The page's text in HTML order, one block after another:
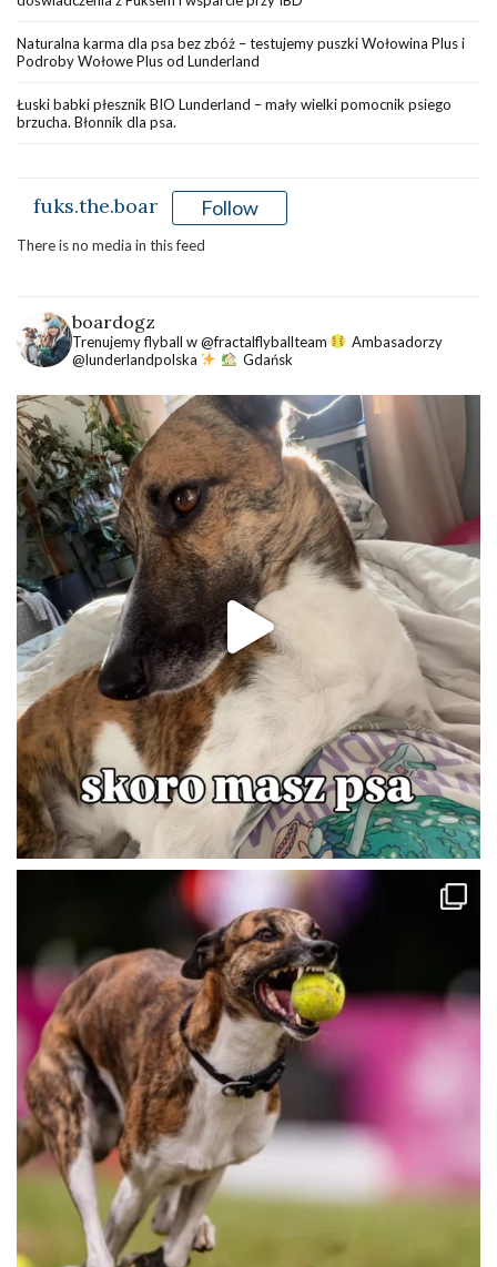
Naturalna karma dla psa bez zbóż – testujemy puszki Wołowina Plus i
Podroby Wołowe Plus od Lunderland
Łuski babki płesznik BIO Lunderland – mały wielki pomocnik psiego
brzucha. Błonnik dla psa.
fuks.the.boar Follow
There is no media in this feed
boardogz
Trenujemy flyball w @fractalflyballteam
Ambasadorzy
@lunderlandpolska
Gdańsk